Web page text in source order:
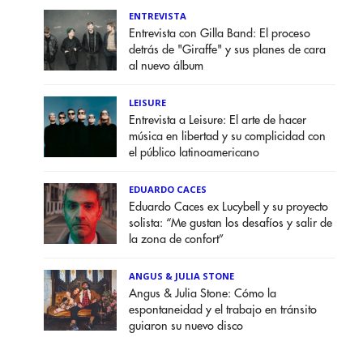
ENTREVISTA
Entrevista con Gilla Band: El proceso
detrás de "Giraffe" y sus planes de cara
al nuevo álbum
LEISURE
Entrevista a Leisure: El arte de hacer
música en libertad y su complicidad con
el público latinoamericano
EDUARDO CACES
Eduardo Caces ex Lucybell y su proyecto
solista: “Me gustan los desafíos y salir de
la zona de confort”
ANGUS & JULIA STONE
Angus & Julia Stone: Cómo la
espontaneidad y el trabajo en tránsito
guiaron su nuevo disco